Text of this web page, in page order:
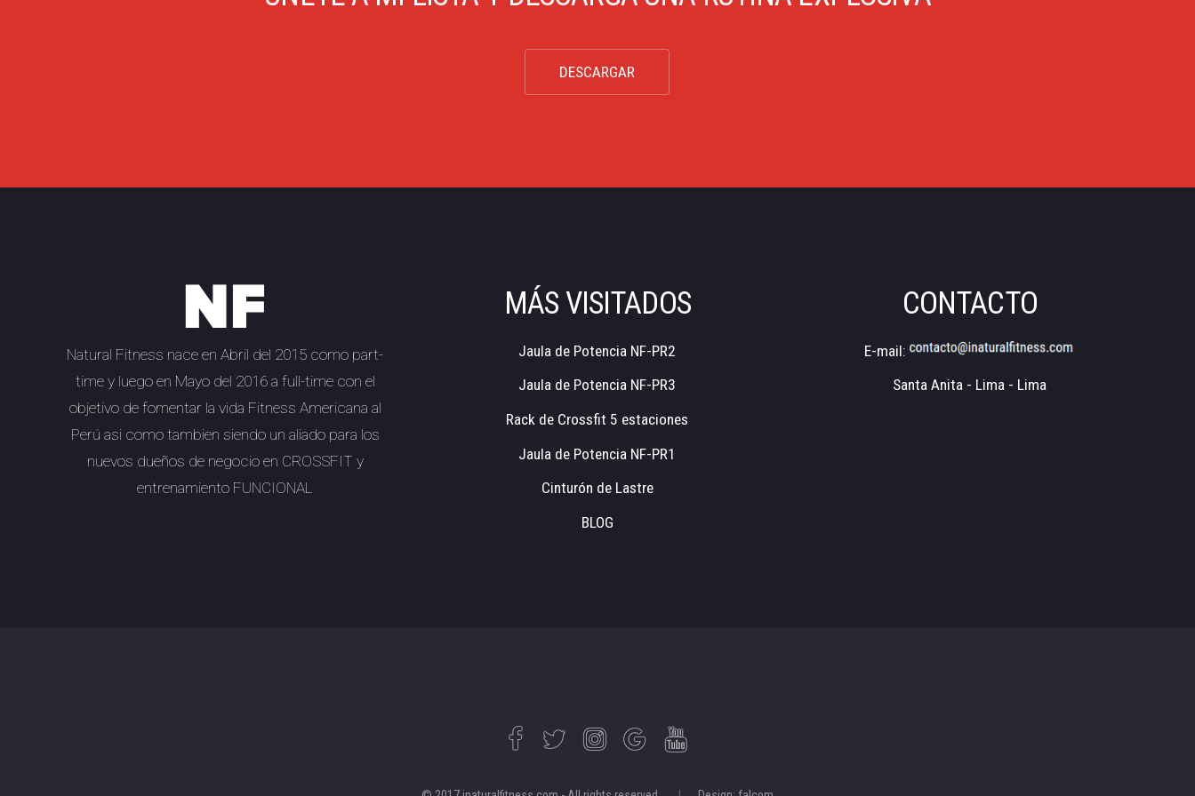
DESCARGAR
Natural Fitness nace en Abril del 2015 como part-
time y luego en Mayo del 2016 a full-time con el
objetivo de fomentar la vida Fitness Americana al
Perú asi como tambien siendo un aliado para los
nuevos dueños de negocio en CROSSFIT y
entrenamiento FUNCIONAL
MÁS VISITADOS
Jaula de Potencia NF-PR2
Jaula de Potencia NF-PR3
Rack de Crossfit 5 estaciones
Jaula de Potencia NF-PR1
Cinturón de Lastre
BLOG
CONTACTO
E-mail:
Santa Anita - Lima - Lima